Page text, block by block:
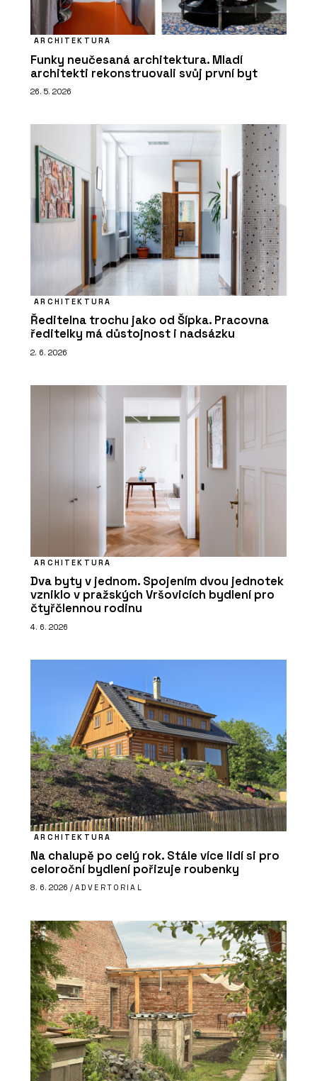
ARCHITEKTURA
Funky neučesaná architektura. Mladí
architekti rekonstruovali svůj první byt
26. 5. 2026
ARCHITEKTURA
Ředitelna trochu jako od Šípka. Pracovna
ředitelky má důstojnost i nadsázku
2. 6. 2026
ARCHITEKTURA
Dva byty v jednom. Spojením dvou jednotek
vzniklo v pražských Vršovicích bydlení pro
čtyřčlennou rodinu
4. 6. 2026
ARCHITEKTURA
Na chalupě po celý rok. Stále více lidí si pro
celoroční bydlení pořizuje roubenky
8. 6. 2026 / ADVERTORIAL